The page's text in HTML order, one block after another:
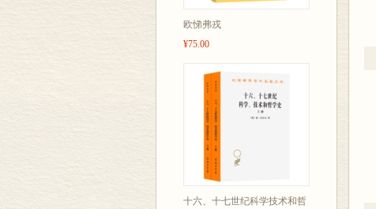
欧悌弗戎
¥75.00
十六、十七世纪科学技术和哲